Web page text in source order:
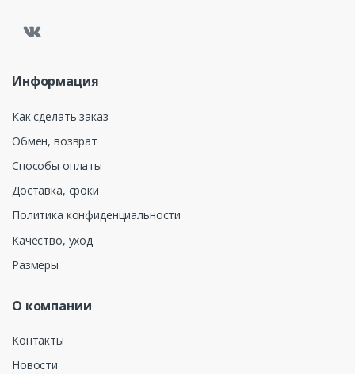
Информация
Как сделать заказ
Обмен, возврат
Способы оплаты
Доставка, сроки
Политика конфиденциальности
Качество, уход
Размеры
О компании
Контакты
Новости